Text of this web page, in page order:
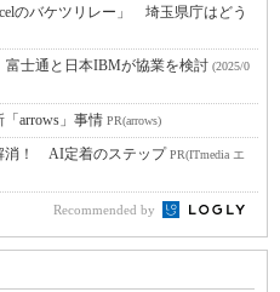
のバケツリレー」 埼玉県庁はどう
士通と日本IBMが協業を検討 (2025/0
arrows」事情 PR(arrows)
消！ AI定着のステップPR(ITmedia エ
Recommended by